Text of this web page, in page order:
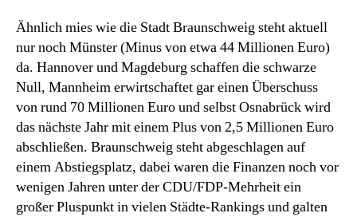
Ähnlich mies wie die Stadt Braunschweig steht aktuell
nur noch Münster (Minus von etwa 44 Millionen Euro)
da. Hannover und Magdeburg schaffen die schwarze
Null, Mannheim erwirtschaftet gar einen Überschuss
von rund 70 Millionen Euro und selbst Osnabrück wird
das nächste Jahr mit einem Plus von 2,5 Millionen Euro
abschließen. Braunschweig steht abgeschlagen auf
einem Abstiegsplatz, dabei waren die Finanzen noch vor
wenigen Jahren unter der CDU/FDP-Mehrheit ein
großer Pluspunkt in vielen Städte-Rankings und galten